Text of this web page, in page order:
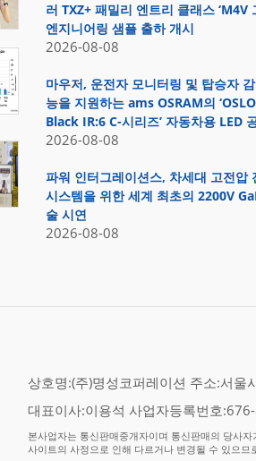
러 TXZ+ 패밀리 엔트리 클래스 ‘M4V
엔지니어링 샘플 출하 개시
2026-08-08
마우저, 운전자 모니터링 및 탑승자
능을 지원하는 ams OSRAM의
Black IR:6 C-시리즈’ 자동차용 LED
2026-08-08
파워 인터그레이션스, 차세대 고전압
시스템을 위한 세계 최초의 2200V
술 시연
2026-08-08
상호명:(주)명성코퍼레이션 주소:서
대표이사:이용석 사업자등록번호
본사업자는 통신판매중개자이며 통신판매의 당사
사이트의 사정으로 인해 다르거나 변경될 수 있으